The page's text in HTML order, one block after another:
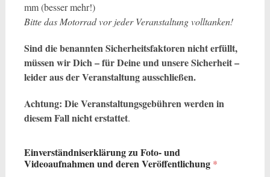
mm (besser mehr!)
Bitte das Motorrad vor jeder Veranstaltung volltanken!
Sind die benannten Sicherheitsfaktoren nicht erfüllt,
müssen wir Dich – für Deine und unsere Sicherheit –
leider aus der Veranstaltung ausschließen.
Achtung: Die Veranstaltungsgebühren werden in
diesem Fall nicht erstattet.
Einverständniserklärung zu Foto- und
Videoaufnahmen und deren Veröffentlichung *